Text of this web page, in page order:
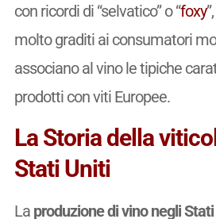
con ricordi di “selvatico” o “foxy
molto graditi ai consumatori
associano al vino le tipiche
prodotti con viti Europee.
La Storia della
Stati Uniti
La produzione di vino negli